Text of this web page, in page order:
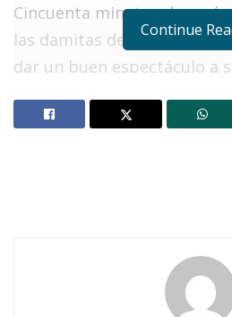
Cincuenta minutos después
las damitas de Vatsis ante
dar un buen espectáculo a
El tercer duelo femenil es a
Continue